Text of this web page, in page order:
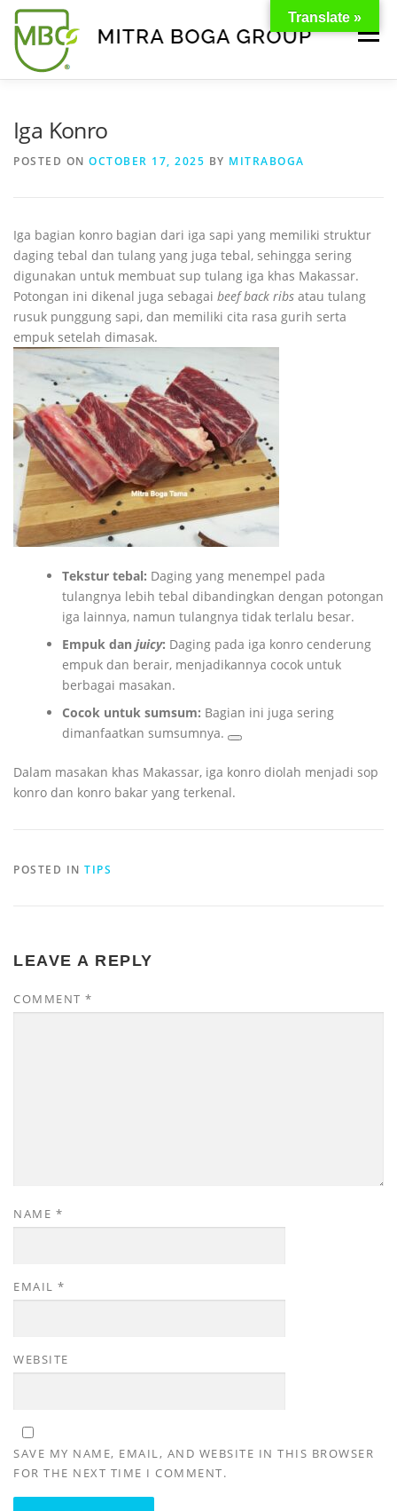
Menu
Iga Konro
POSTED ON OCTOBER 17, 2025 BY MITRABOGA
Iga bagian konro bagian dari iga sapi yang memiliki struktur
daging tebal dan tulang yang juga tebal, sehingga sering
digunakan untuk membuat sup tulang iga khas Makassar.
Potongan ini dikenal juga sebagai beef back ribs atau tulang
rusuk punggung sapi, dan memiliki cita rasa gurih serta
empuk setelah dimasak.
Tekstur tebal: Daging yang menempel pada
tulangnya lebih tebal dibandingkan dengan potongan
iga lainnya, namun tulangnya tidak terlalu besar.
Empuk dan juicy: Daging pada iga konro cenderung
empuk dan berair, menjadikannya cocok untuk
berbagai masakan.
Cocok untuk sumsum: Bagian ini juga sering
dimanfaatkan sumsumnya.
Dalam masakan khas Makassar, iga konro diolah menjadi sop
konro dan konro bakar yang terkenal.
POSTED IN TIPS
LEAVE A REPLY
COMMENT *
NAME *
EMAIL *
WEBSITE
SAVE MY NAME, EMAIL, AND WEBSITE IN THIS BROWSER
FOR THE NEXT TIME I COMMENT.
Translate »